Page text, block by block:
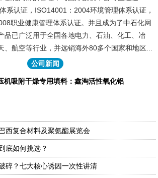
系认证，ISO14001：2004环境管理体系认证，
职业健康管理体系认证。并且成为了中石化网
品已广泛用于全国各地电力、石油、化工、冶
、航空等行业，并远销海外80多个国家和地区...
公司新闻
机吸附干燥专用填料：鑫淘活性氧化铝
西复合材料及聚氨酯展览会
底如何挑选？
碎？七大核心诱因一次性讲清